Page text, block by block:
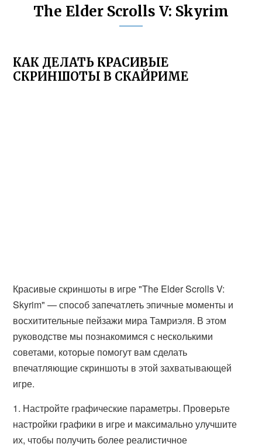
The Elder Scrolls V: Skyrim
КАК ДЕЛАТЬ КРАСИВЫЕ
СКРИНШОТЫ В СКАЙРИМЕ
Красивые скриншоты в игре "The Elder Scrolls V:
Skyrim" — способ запечатлеть эпичные моменты и
восхитительные пейзажи мира Тамриэля. В этом
руководстве мы познакомимся с несколькими
советами, которые помогут вам сделать
впечатляющие скриншоты в этой захватывающей
игре.
1. Настройте графические параметры. Проверьте
настройки графики в игре и максимально улучшите
их, чтобы получить более реалистичное